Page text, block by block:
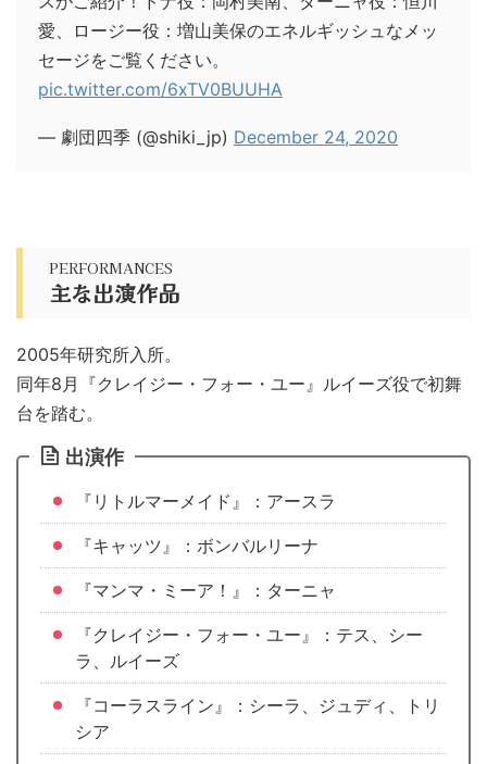
愛、ロージー役：増山美保のエネルギッシュなメッ
セージをご覧ください。
pic.twitter.com/6xTV0BUUHA
— 劇団四季 (@shiki_jp) December 24, 2020
PERFORMANCES
主な出演作品
2005年研究所入所。
同年8月『クレイジー・フォー・ユー』ルイーズ役で初舞
台を踏む。
出演作
『リトルマーメイド』：アースラ
『キャッツ』：ボンバルリーナ
『マンマ・ミーア！』：ターニャ
『クレイジー・フォー・ユー』：テス、シー
ラ、ルイーズ
『コーラスライン』：シーラ、ジュディ、トリ
シア